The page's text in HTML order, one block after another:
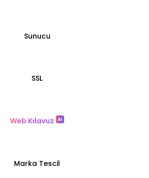
Sunucu
SSL
Web Kılavuz
Marka Tescil